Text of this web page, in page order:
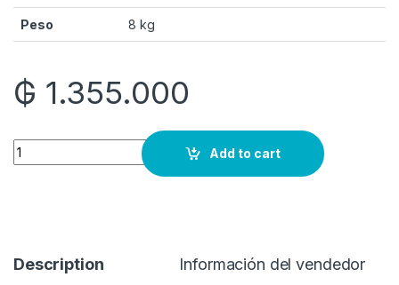
Peso 8 kg
₲ 1.355.000
Quantity
Add to cart
Description Información del vendedor